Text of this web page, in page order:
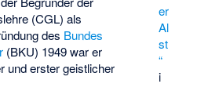
er
Al
st
“
i
(CGL) als
des Bundes
(BKU) 1949 war er
und erster geistlicher